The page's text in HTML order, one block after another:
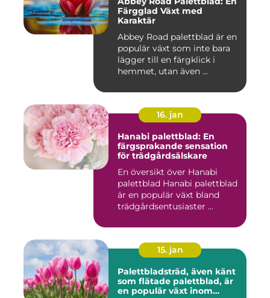
Färgglad Växt med
Karaktär
Abbey Road palettblad är en
populär växt som inte bara
lägger till en färgklick i
hemmet, utan även ...
16. jan
Hanabi palettblad: En
färgsprakande sensation
för trädgårdsälskare
En översikt över Hanabi
palettblad Hanabi palettblad
är en populär växt bland
trädgårdsentusiaster ...
15. jan
Palettbladsträd, även känt
som flätade palettblad, är
en populär växt inom